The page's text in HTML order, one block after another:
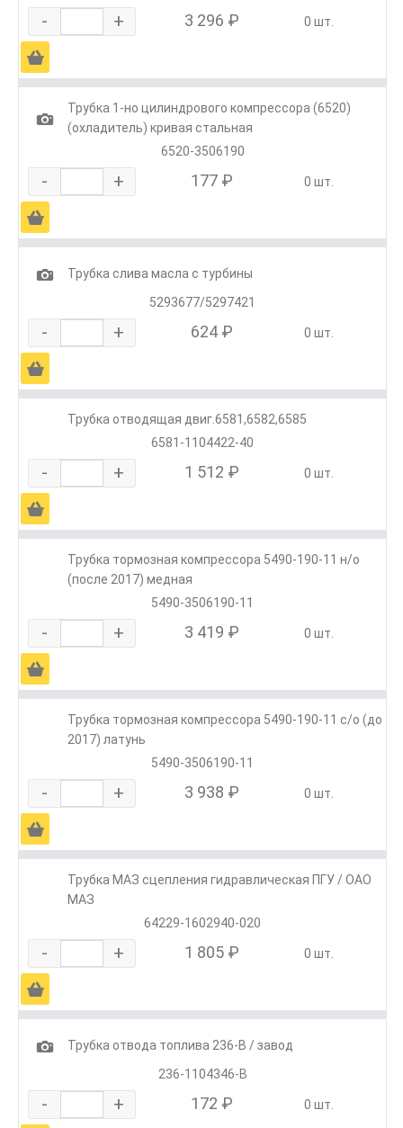
- + 3 296 ₽ 0 шт.
Ä
1
Трубка 1-но цилиндрового компрессора (6520)
(охладитель) кривая стальная
6520-3506190
- + 177 ₽ 0 шт.
Ä
1
Трубка слива масла с турбины
5293677/5297421
- + 624 ₽ 0 шт.
Ä
Трубка отводящая двиг.6581,6582,6585
6581-1104422-40
- + 1 512 ₽ 0 шт.
Ä
Трубка тормозная компрессора 5490-190-11 н/о
(после 2017) медная
5490-3506190-11
- + 3 419 ₽ 0 шт.
Ä
Трубка тормозная компрессора 5490-190-11 с/о (до
2017) латунь
5490-3506190-11
- + 3 938 ₽ 0 шт.
Ä
Трубка МАЗ сцепления гидравлическая ПГУ / ОАО
МАЗ
64229-1602940-020
- + 1 805 ₽ 0 шт.
Ä
1
Трубка отвода топлива 236-В / завод
236-1104346-В
- + 172 ₽ 0 шт.